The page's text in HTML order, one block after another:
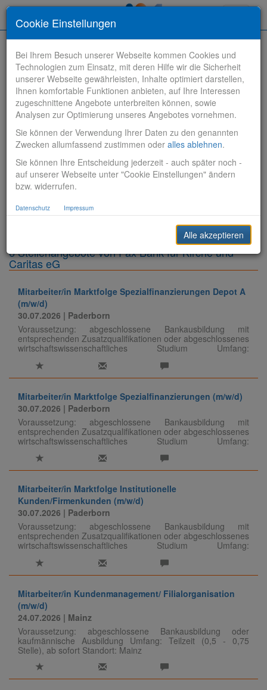
Stelle finden
Vertriebsbank
Produktionsbank
Sonstiges
6 Stellenangebote von Pax Bank für Kirche und
Caritas eG
Mitarbeiter/in Marktfolge Spezialfinanzierungen Depot A
(m/w/d)
30.07.2026 | Paderborn
Voraussetzung: abgeschlossene Bankausbildung mit
entsprechenden Zusatzqualifikationen oder abgeschlossenes
wirtschaftswissenschaftliches Studium Umfang:
Paderborn Eingruppierung: C 3 + betriebliche
Funktionszulage (VTV/AVR)
Mitarbeiter/in Marktfolge Spezialfinanzierungen (m/w/d)
30.07.2026 | Paderborn
Voraussetzung: abgeschlossene Bankausbildung mit
entsprechenden Zusatzqualifikationen oder abgeschlossenes
wirtschaftswissenschaftliches Studium Umfang:
Vollzeit/Teilzeit ab 28 Std./Woche Standort: Köln o.
Paderborn Eingruppierung: C 3 + betriebliche
Funktionszulage (VTV/AVR)
Mitarbeiter/in Marktfolge Institutionelle
Kunden/Firmenkunden (m/w/d)
30.07.2026 | Paderborn
Voraussetzung: abgeschlossene Bankausbildung mit
entsprechenden Zusatzqualifikationen oder abgeschlossenes
wirtschaftswissenschaftliches Studium Umfang:
Paderborn Eingruppierung: C 3 + betriebliche
Funktionszulage (VTV/AVR)
Mitarbeiter/in Kundenmanagement/ Filialorganisation
(m/w/d)
24.07.2026 | Mainz
Voraussetzung: abgeschlossene Bankausbildung oder
kaufmännische Ausbildung Umfang: Teilzeit (0,5 - 0,75
Stelle), ab sofort Standort: Mainz
Cookie Einstellungen
Bei Ihrem Besuch unserer Webseite kommen Cookies und
Technologien zum Einsatz, mit deren Hilfe wir die Sicherheit
unserer Webseite gewährleisten, Inhalte optimiert darstellen,
Ihnen komfortable Funktionen anbieten, auf Ihre Interessen
zugeschnittene Angebote unterbreiten können, sowie
Analysen zur Optimierung unseres Angebotes vornehmen.
Sie können der Verwendung Ihrer Daten zu den genannten
Zwecken allumfassend zustimmen oder alles ablehnen.
Sie können Ihre Entscheidung jederzeit - auch später noch -
auf unserer Webseite unter "Cookie Einstellungen" ändern
bzw. widerrufen.
Datenschutz Impressum
Alle akzeptieren